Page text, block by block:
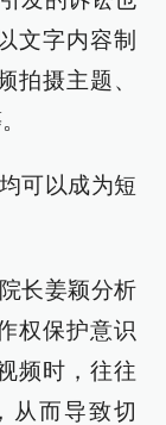
文字内容制
拍摄主题、
可以成为短
长姜颖分析
权保护意识
频时，往往
从而导致切